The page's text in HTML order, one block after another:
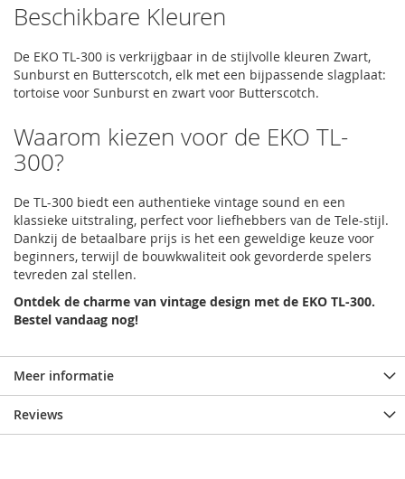
Beschikbare Kleuren
De EKO TL-300 is verkrijgbaar in de stijlvolle kleuren Zwart,
Sunburst en Butterscotch, elk met een bijpassende slagplaat:
tortoise voor Sunburst en zwart voor Butterscotch.
Waarom kiezen voor de EKO TL-
300?
De TL-300 biedt een authentieke vintage sound en een
klassieke uitstraling, perfect voor liefhebbers van de Tele-stijl.
Dankzij de betaalbare prijs is het een geweldige keuze voor
beginners, terwijl de bouwkwaliteit ook gevorderde spelers
tevreden zal stellen.
Ontdek de charme van vintage design met de EKO TL-300.
Bestel vandaag nog!
Meer informatie
Reviews